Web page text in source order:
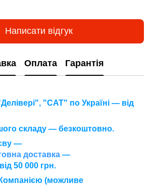
Написати відгук
Оплата Гарантія
"САТ" по Україні — від
складу — безкоштовно.
—
доставка —
50 000 грн.
(можливе